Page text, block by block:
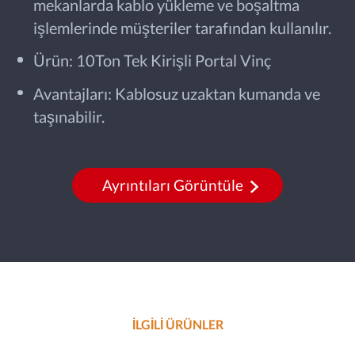
mekanlarda kablo yükleme ve boşaltma
işlemlerinde müşteriler tarafından kullanılır.
Ürün: 10Ton Tek Kirişli Portal Vinç
Avantajları: Kablosuz uzaktan kumanda ve
taşınabilir.
Ayrıntıları Görüntüle
İLGİLİ ÜRÜNLER